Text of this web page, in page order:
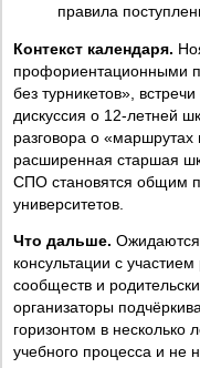
правила
Контекст календаря.
профориентационными
без турникетов»,
дискуссия о 12-летней
разговора о «маршрутах
расширенная старшая
СПО становятся общим
университетов.
Что дальше. Ожидаются
консультации с
сообществ и
организаторы
горизонтом в несколько
учебного процесса и не